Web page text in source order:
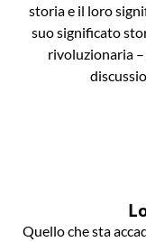
storia e il loro
suo significato
rivoluzionaria
Quello che sta